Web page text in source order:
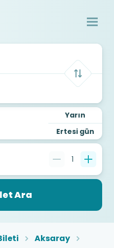
Yarın
Ertesi gün
1
Ara
Aksaray